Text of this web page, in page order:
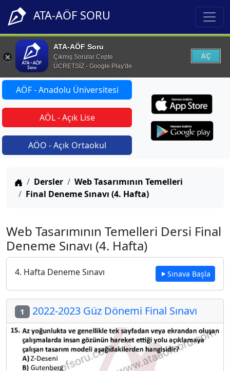
ATA-AÖF SORU
ATA-AÖF Soru
Çıkmış Sorular Cepte
ÜCRETSİZ - Google Play'de
AÇ
AÖF - Anadolu Üniversitesi
AÖL - Açık Lise
AÖO - Açık Ortaokul
Anasayfa
Dersler
Web Tasarımının Temelleri
Final Deneme Sınavı (4. Hafta)
Web Tasarımının Temelleri Dersi Final
Deneme Sınavı (4. Hafta)
4. Hafta Deneme Sınavı Sınava Başla
1 2022-2023 Güz Dönemi Final Sınavı